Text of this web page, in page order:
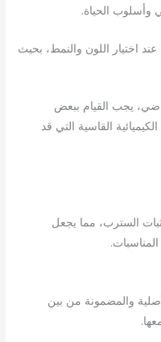
الحياة.
اختيار اللون والنمط، بحيث
يجب القيام ببعض
القاسية التي قد
السترب، مما يجعل
والمضمونة من بين